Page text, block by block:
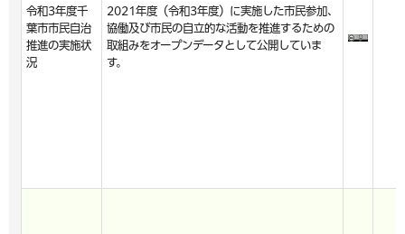
令和3年度千
葉市市民自治
推進の実施状
況
2021年度（令和3年度）に実施した市民参加、
協働及び市民の自立的な活動を推進するための
取組みをオープンデータとして公開していま
す。